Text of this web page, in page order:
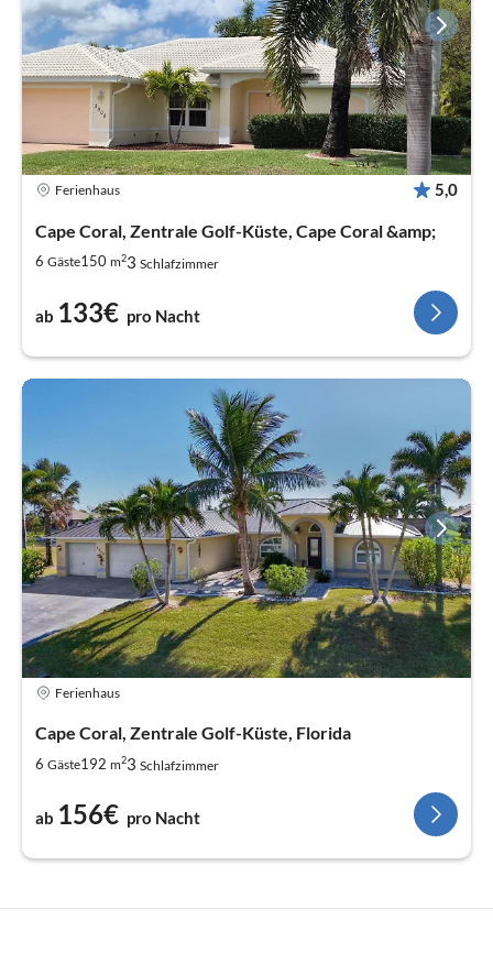
Ferienhaus 5,0
Cape Coral, Zentrale Golf-Küste, Cape Coral &amp;
6 Gäste150 m23 Schlafzimmer
ab 133€ pro Nacht
Ferienhaus
Cape Coral, Zentrale Golf-Küste, Florida
6 Gäste192 m23 Schlafzimmer
ab 156€ pro Nacht